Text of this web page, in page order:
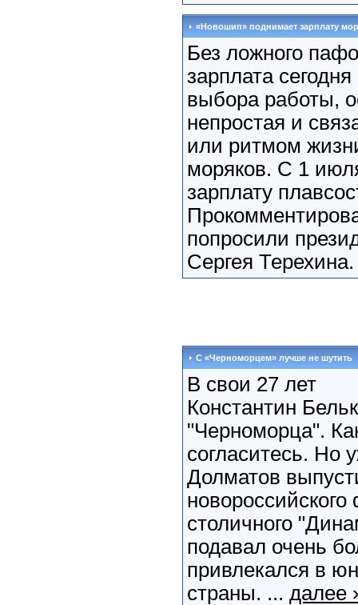
«Новошип» поднимает зарплату
Без ложного
зарплата
выбора работы,
непростая и
или ритмом
моряков. С 1
зарплату
попросили
Сергея
С «Черноморцем» лучше не шутить
В свои 27 лет
Константин
"Черноморца".
согласитесь. Но
Долматов
столичного
подавал очень
привлекался в
страны. ... далее